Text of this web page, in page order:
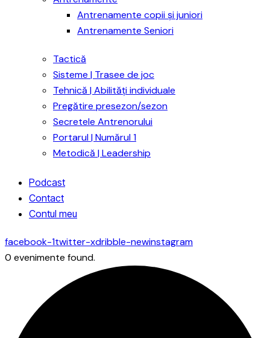
Antrenamente copii și juniori
Antrenamente Seniori
Tactică
Sisteme | Trasee de joc
Tehnică | Abilități individuale
Pregătire presezon/sezon
Secretele Antrenorului
Portarul | Numărul 1
Metodică | Leadership
Podcast
Contact
Contul meu
facebook-1twitter-xdribble-newinstagram
0 evenimente found.